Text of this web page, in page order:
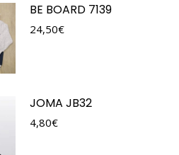
BE BOARD 7139
24,50€
JOMA JB32
4,80€